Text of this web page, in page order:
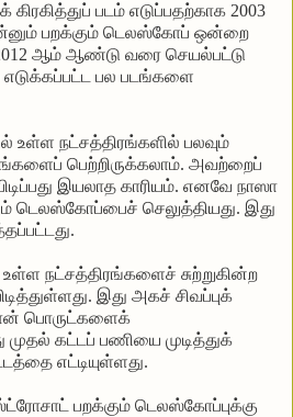
படம் எடுப்பதற்காக 2003
பறக்கும் டெலஸ்கோப் ஒன்றை
2012 ஆம் ஆண்டு வரை செயல்பட்டு
பல படங்களை
உள்ள நட்சத்திரங்களில் பலவும்
பெற்றிருக்கலாம். அவற்றைப்
இயலாத காரியம். எனவே நாஸா
டெலஸ்கோப்பைச் செலுத்தியது. இது
.
உள்ள நட்சத்திரங்களைச் சுற்றுகின்ற
. இது அகச் சிவப்புக்
பொருட்களைக்
முதல் கட்டப் பணியை முடித்துக்
எட்டியுள்ளது.
பறக்கும் டெலஸ்கோப்புக்கு